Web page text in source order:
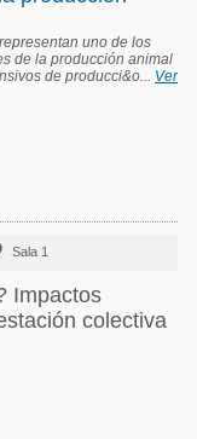
uno de los
de la producción animal
de producci&o... Ver
Sala 1
Impactos
colectiva